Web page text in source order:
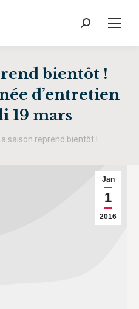
Recherche
:
bientôt !
d’entretien
19 mars
La saison reprend bientôt !…
Jan
1
2016